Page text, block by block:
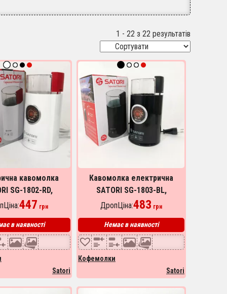
1 - 22 з 22 результатів
кавомолка
SG-1802-RD,
кавомолка для
447 грн
в наявності
Satori
Кавомолка електрична
SATORI SG-1803-BL,
кавомолка електрична
ДропЦіна:483 грн
Немає в наявності
Кофемолки
Satori